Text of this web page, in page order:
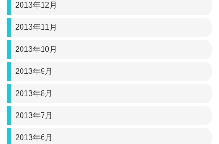
2013年12月
2013年11月
2013年10月
2013年9月
2013年8月
2013年7月
2013年6月